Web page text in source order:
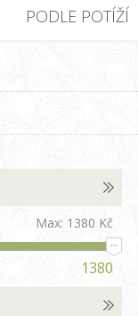
PODLE POTÍŽÍ
Max: 1380 Kč
1380